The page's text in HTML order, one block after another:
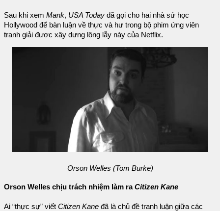
Sau khi xem Mank, USA Today đã gọi cho hai nhà sử học
Hollywood để bàn luận về thực và hư trong bộ phim ứng viên
tranh giải được xây dựng lộng lẫy này của Netflix.
Orson Welles (Tom Burke)
Orson Welles chịu trách nhiệm làm raCitizen Kane
Ai “thực sự” viết Citizen Kane đã là chủ đề tranh luận giữa các